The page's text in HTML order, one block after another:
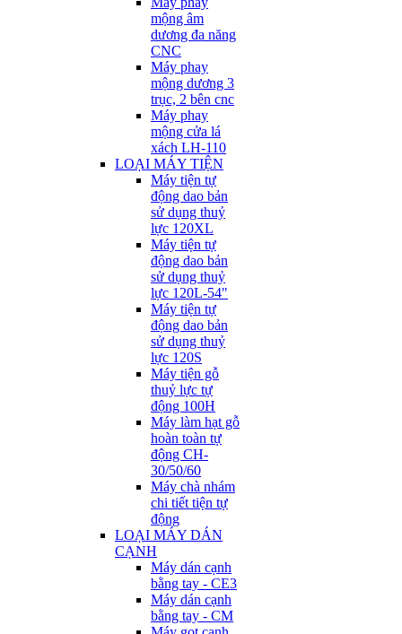
mộng âm
dương đa năng
CNC
Máy phay
mộng dương 3
trục, 2 bên cnc
Máy phay
mộng cửa lá
xách LH-110
LOẠI MÁY TIỆN
Máy tiện tự
động dao bản
sử dụng thuỷ
lực 120XL
Máy tiện tự
động dao bản
sử dụng thuỷ
lực 120L-54"
Máy tiện tự
động dao bản
sử dụng thuỷ
lực 120S
Máy tiện gỗ
thuỷ lực tự
động 100H
Máy làm hạt gỗ
hoàn toàn tự
động CH-
30/50/60
Máy chà nhám
chi tiết tiện tự
động
LOẠI MÁY DÁN
CẠNH
Máy dán cạnh
bằng tay - CE3
Máy dán cạnh
bằng tay - CM